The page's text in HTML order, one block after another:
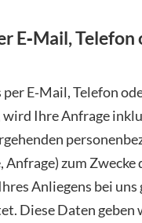
E‑Mail, Telefon
E‑Mail, Telefon
Ihre Anfrage
Anfrage) zum Zwecke
Anliegens bei uns
Diese Daten geben